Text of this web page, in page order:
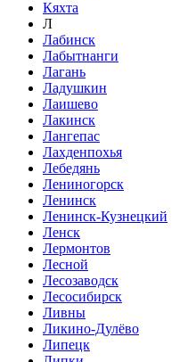
Кяхта
Л
Лабинск
Лабытнанги
Лагань
Ладушкин
Лаишево
Лакинск
Лангепас
Лахденпохья
Лебедянь
Лениногорск
Ленинск
Ленинск-Кузнецкий
Ленск
Лермонтов
Лесной
Лесозаводск
Лесосибирск
Ливны
Ликино-Дулёво
Липецк